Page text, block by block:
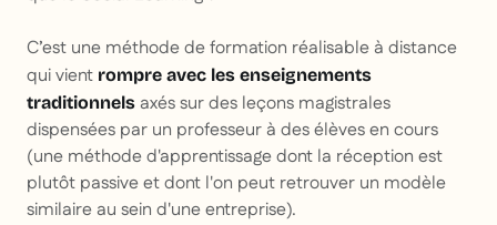
C’est une méthode de formation réalisable à distance
qui vient rompre avec les enseignements
traditionnels axés sur des leçons magistrales
dispensées par un professeur à des élèves en cours
(une méthode d'apprentissage dont la réception est
plutôt passive et dont l'on peut retrouver un modèle
similaire au sein d'une entreprise).